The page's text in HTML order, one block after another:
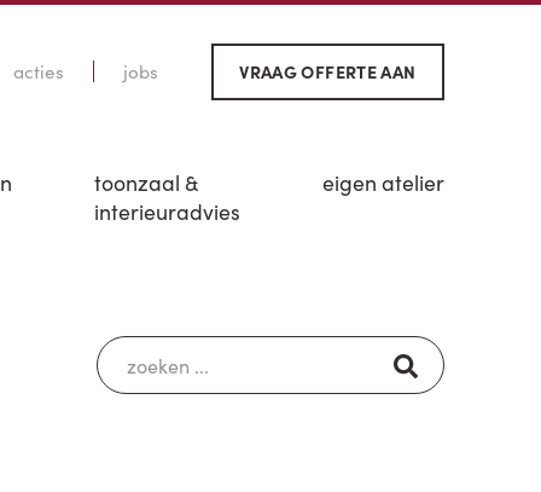
acties jobs VRAAG OFFERTE AAN
toonzaal &
interieuradvies
eigen atelier